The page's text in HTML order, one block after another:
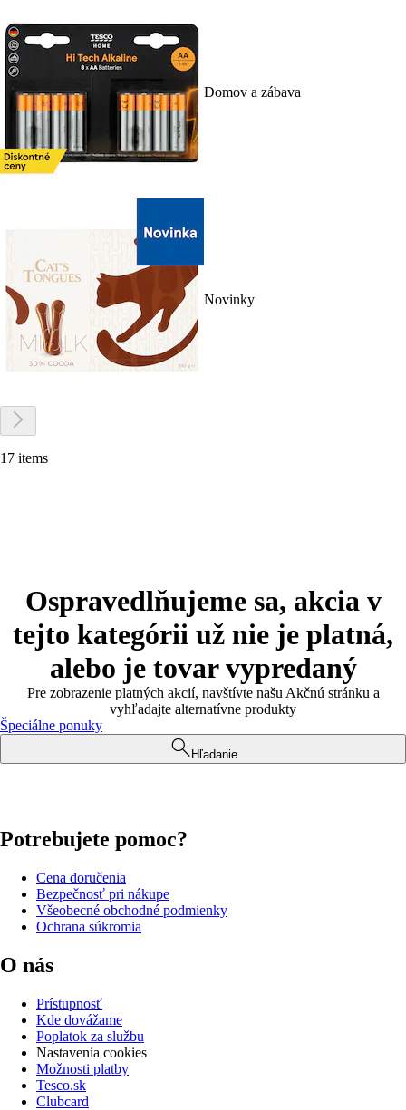
Domov a zábava
Novinky
17 items
Ospravedlňujeme sa, akcia v
tejto kategórii už nie je platná,
alebo je tovar vypredaný
Pre zobrazenie platných akcií, navštívte našu Akčnú stránku a
vyhľadajte alternatívne produkty
Špeciálne ponuky
Hľadanie
Potrebujete pomoc?
Cena doručenia
Bezpečnosť pri nákupe
Všeobecné obchodné podmienky
Ochrana súkromia
O nás
Prístupnosť
Kde dovážame
Poplatok za službu
Nastavenia cookies
Možnosti platby
Tesco.sk
Clubcard